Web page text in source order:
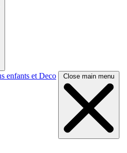
enfants et Deco Close main menu